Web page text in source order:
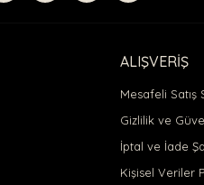
alternatifler olmalı.
ALIŞVERİŞ
Mesafeli Satış
Gizlilik ve
İptal ve İade
Kişisel Veriler